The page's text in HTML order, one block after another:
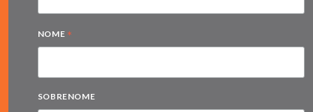
NOME *
SOBRENOME